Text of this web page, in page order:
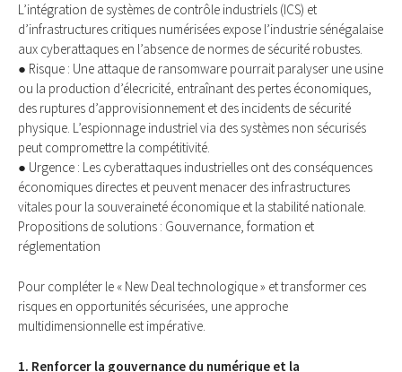
L’intégration de systèmes de contrôle industriels (ICS) et
d’infrastructures critiques numérisées expose l’industrie sénégalaise
aux cyberattaques en l’absence de normes de sécurité robustes.
● Risque : Une attaque de ransomware pourrait paralyser une usine
ou la production d’élecricité, entraînant des pertes économiques,
des ruptures d’approvisionnement et des incidents de sécurité
physique. L’espionnage industriel via des systèmes non sécurisés
peut compromettre la compétitivité.
● Urgence : Les cyberattaques industrielles ont des conséquences
économiques directes et peuvent menacer des infrastructures
vitales pour la souveraineté économique et la stabilité nationale.
Propositions de solutions : Gouvernance, formation et
réglementation
Pour compléter le « New Deal technologique » et transformer ces
risques en opportunités sécurisées, une approche
multidimensionnelle est impérative.
1. Renforcer la gouvernance du numérique et la